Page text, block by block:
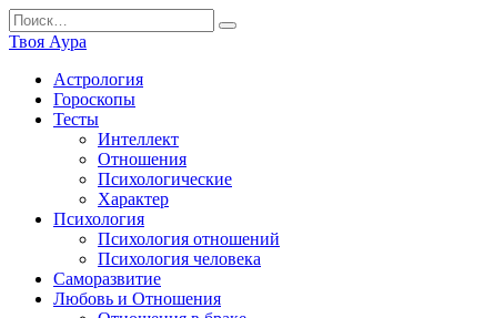
Перейти
к
содержанию
Search
for:
Твоя Аура
Астрология
Гороскопы
Тесты
Интеллект
Отношения
Психологические
Характер
Психология
Психология отношений
Психология человека
Саморазвитие
Любовь и Отношения